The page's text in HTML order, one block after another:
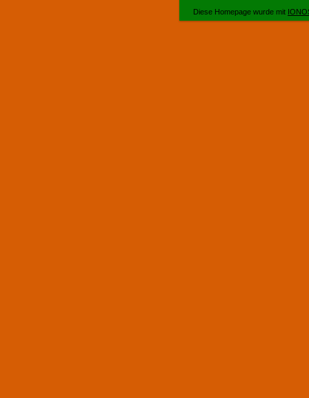
Diese Homepage wurde mit